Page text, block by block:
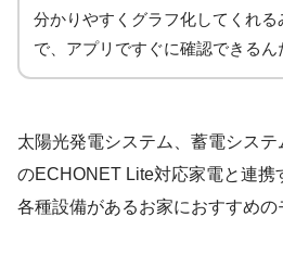
分かりやすくグラフ化してくれる
で、アプリですぐに確認できるん
太陽光発電システム、蓄電シス
のECHONET Lite対応家電と連携
各種設備があるお家におすすめの